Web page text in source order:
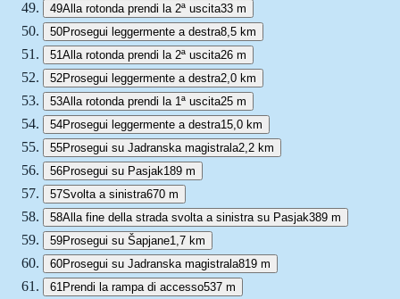
49Alla rotonda prendi la 2ª uscita33 m
50Prosegui leggermente a destra8,5 km
51Alla rotonda prendi la 2ª uscita26 m
52Prosegui leggermente a destra2,0 km
53Alla rotonda prendi la 1ª uscita25 m
54Prosegui leggermente a destra15,0 km
55Prosegui su Jadranska magistrala2,2 km
56Prosegui su Pasjak189 m
57Svolta a sinistra670 m
58Alla fine della strada svolta a sinistra su Pasjak389 m
59Prosegui su Šapjane1,7 km
60Prosegui su Jadranska magistrala819 m
61 Prendi la rampa di accesso537 m